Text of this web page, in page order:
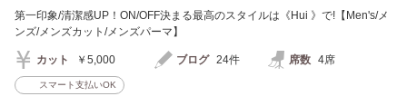
第一印象/清潔感UP！ON/OFF決まる最高のスタイルは《Hui 》で!【Men's/メ
ンズ/メンズカット/メンズパーマ】
カット ￥5,000 ブログ 24件 席数 4席
スマート支払いOK